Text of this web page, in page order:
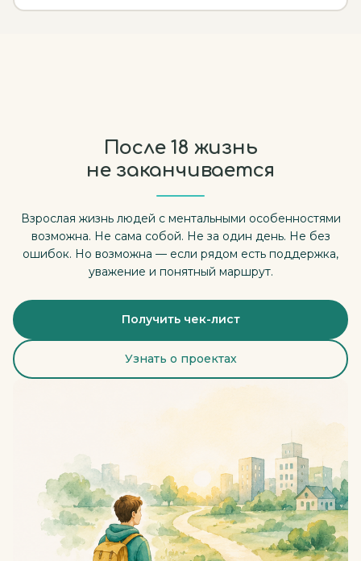
После 18 жизнь
не заканчивается
Взрослая жизнь людей с ментальными особенностями
возможна. Не сама собой. Не за один день. Не без
ошибок. Но возможна — если рядом есть поддержка,
уважение и понятный маршрут.
Получить чек-лист
Узнать о проектах